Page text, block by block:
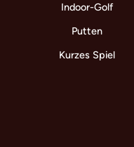
Indoor-Golf
Putten
Kurzes Spiel